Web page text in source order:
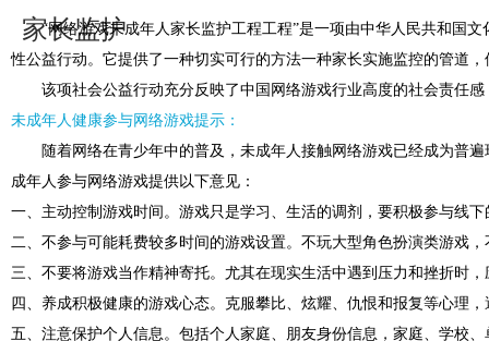
家长监护
“网络游戏未成年人家长监护工程工程”是一项由中华人民共和国
性公益行动。它提供了一种切实可行的方法一种家长实施监控的管道
该项社会公益行动充分反映了中国网络游戏行业高度的社会责任
未成年人健康参与网络游戏提示：
随着网络在青少年中的普及，未成年人接触网络游戏已经成为普
成年人参与网络游戏提供以下意见：
一、主动控制游戏时间。游戏只是学习、生活的调剂，要积极参与线
二、不参与可能耗费较多时间的游戏设置。不玩大型角色扮演类游戏
三、不要将游戏当作精神寄托。尤其在现实生活中遇到压力和挫折时
四、养成积极健康的游戏心态。克服攀比、炫耀、仇恨和报复等心理
五、注意保护个人信息。包括个人家庭、朋友身份信息，家庭、学校